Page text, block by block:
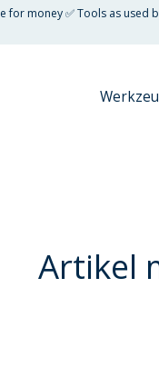
money ✅ Tools as used
Artikel